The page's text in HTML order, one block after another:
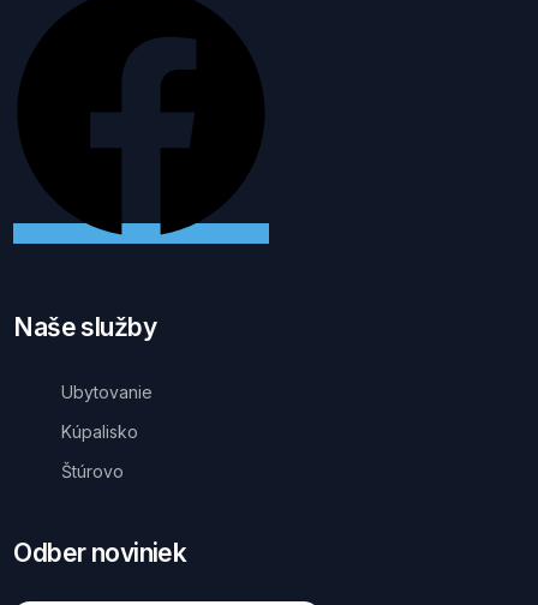
Naše služby
Ubytovanie
Kúpalisko
Štúrovo
Odber noviniek